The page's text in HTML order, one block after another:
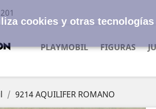
PLAYMOBIL FIGURAS
9214 AQUILIFER ROMANO
cookies y otras